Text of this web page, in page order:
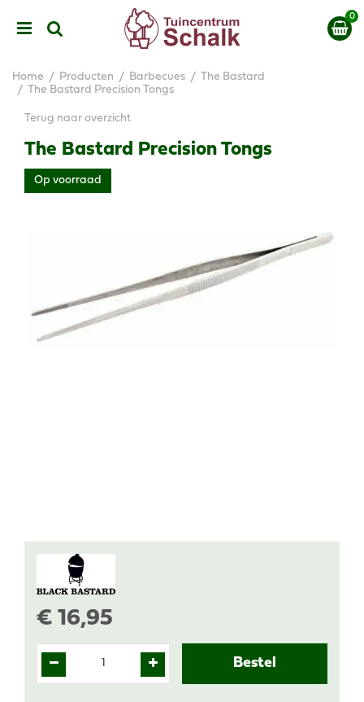
Home Producten Barbecues
The Bastard
The Bastard Precision Tongs
Terug naar overzicht
The Bastard Precision Tongs
Op voorraad
€ 16,95